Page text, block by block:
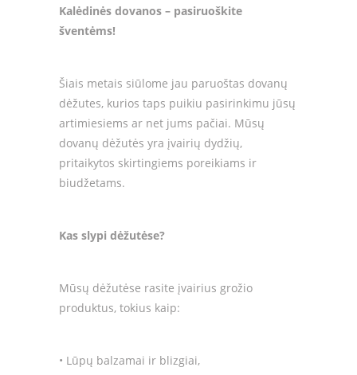
Kalėdinės dovanos – pasiruoškite
šventėms!
Šiais metais siūlome jau paruoštas dovanų
dėžutes, kurios taps puikiu pasirinkimu jūsų
artimiesiems ar net jums pačiai. Mūsų
dovanų dėžutės yra įvairių dydžių,
pritaikytos skirtingiems poreikiams ir
biudžetams.
Kas slypi dėžutėse?
Mūsų dėžutėse rasite įvairius grožio
produktus, tokius kaip:
• Lūpų balzamai ir blizgiai,